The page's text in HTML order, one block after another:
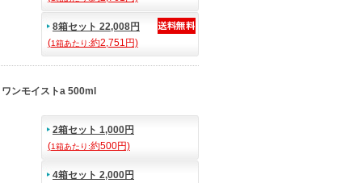
8箱セット 22,008円
(1箱あたり:約2,751円)
ンモイストa 500ml
2箱セット 1,000円
(1箱あたり:約500円)
4箱セット 2,000円